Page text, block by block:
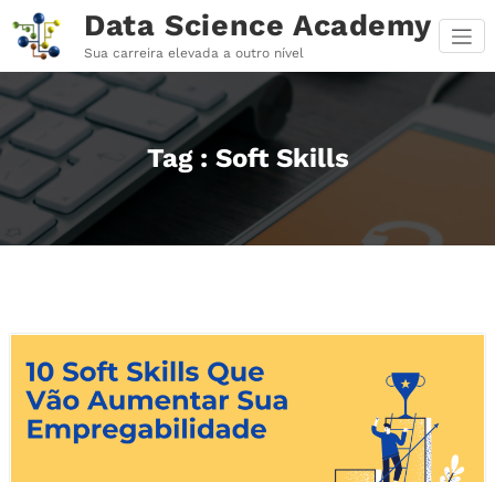
para
conteúdo
Data Science Academy
Sua carreira elevada a outro nível
Tag : Soft Skills